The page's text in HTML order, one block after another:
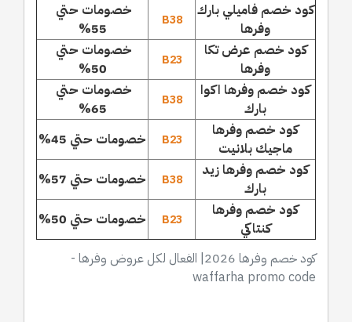
كود خصم وفرها 2026| الفعال لكل عروض وفرها -
waffarha promo code
كود خصم فاميلي بارك
وفرها
B38
خصومات حتي
55%
كود خصم عرض تكا
وفرها
B23
خصومات حتي
50%
كود خصم وفرها اكوا
بارك
B38
خصومات حتي
65%
كود خصم وفرها
ماجيك بلانيت
B23
خصومات حتي 45%
كود خصم وفرها زيد
بارك
B38
خصومات حتي 57%
كود خصم وفرها
كنتاكي
B23 خصومات حتي 50%